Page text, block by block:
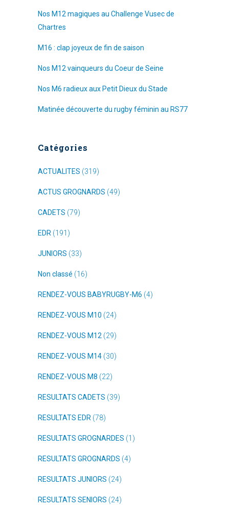
Nos M12 magiques au Challenge Vusec de
Chartres
M16 : clap joyeux de fin de saison
Nos M12 vainqueurs du Coeur de Seine
Nos M6 radieux aux Petit Dieux du Stade
Matinée découverte du rugby féminin au RS77
Catégories
ACTUALITES (319)
ACTUS GROGNARDS (49)
CADETS (79)
EDR (191)
JUNIORS (33)
Non classé (16)
RENDEZ-VOUS BABYRUGBY-M6 (4)
RENDEZ-VOUS M10 (24)
RENDEZ-VOUS M12 (29)
RENDEZ-VOUS M14 (30)
RENDEZ-VOUS M8 (22)
RESULTATS CADETS (39)
RESULTATS EDR (78)
RESULTATS GROGNARDES (1)
RESULTATS GROGNARDS (4)
RESULTATS JUNIORS (24)
RESULTATS SENIORS (24)